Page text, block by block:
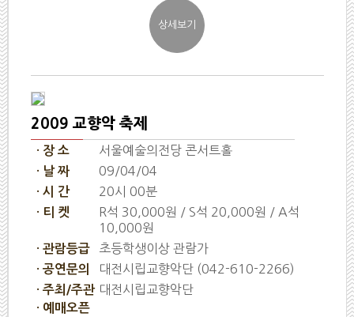
2009 교향악 축제
· 장 소 서울예술의전당 콘서트홀
· 날 짜 09/04/04
· 시 간 20시 00분
· 티 켓
R석 30,000원 / S석 20,000원 / A석
10,000원
· 관람등급 초등학생이상 관람가
· 공연문의 대전시립교향악단 (042-610-2266)
· 주최/주관 대전시립교향악단
· 예매오픈